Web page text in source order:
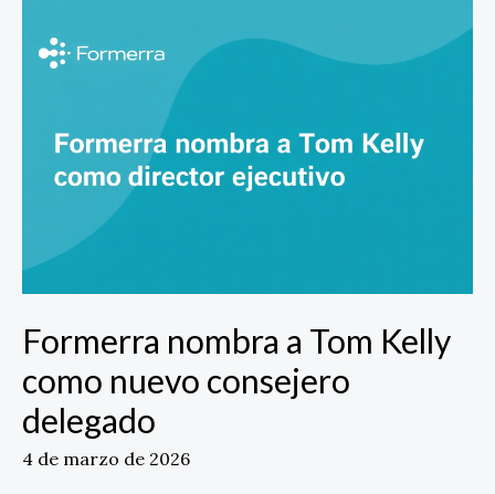
Formerra nombra a Tom Kelly
como nuevo consejero
delegado
4 de marzo de 2026
nombra
como
consejero